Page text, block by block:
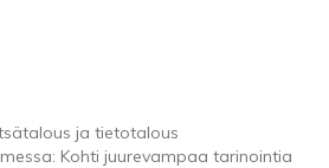
ja tietotalous
Kohti juurevampaa tarinointia